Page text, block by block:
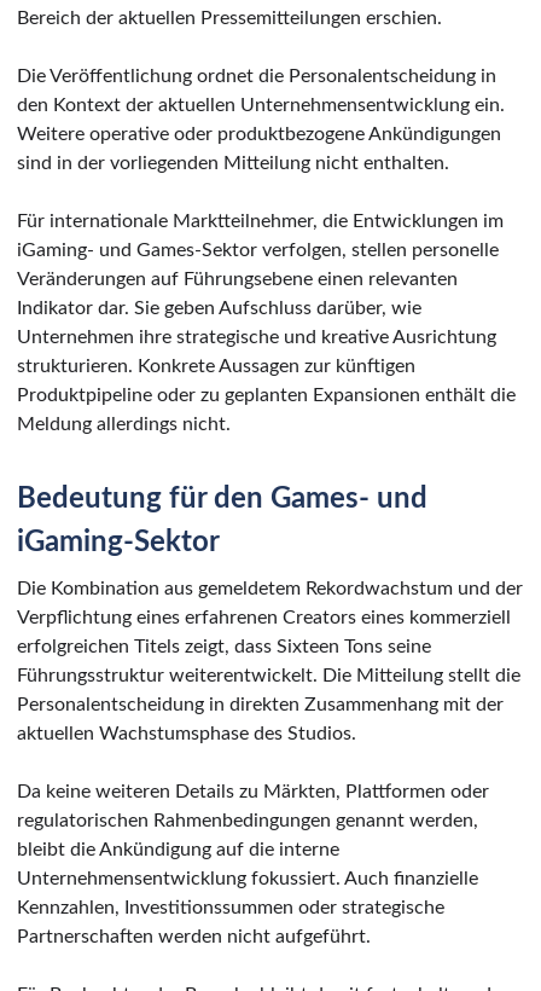
Bereich der aktuellen Pressemitteilungen erschien.
Die Veröffentlichung ordnet die Personalentscheidung in
den Kontext der aktuellen Unternehmensentwicklung ein.
Weitere operative oder produktbezogene Ankündigungen
sind in der vorliegenden Mitteilung nicht enthalten.
Für internationale Marktteilnehmer, die Entwicklungen im
iGaming- und Games-Sektor verfolgen, stellen personelle
Veränderungen auf Führungsebene einen relevanten
Indikator dar. Sie geben Aufschluss darüber, wie
Unternehmen ihre strategische und kreative Ausrichtung
strukturieren. Konkrete Aussagen zur künftigen
Produktpipeline oder zu geplanten Expansionen enthält die
Meldung allerdings nicht.
Bedeutung für den Games- und
iGaming-Sektor
Die Kombination aus gemeldetem Rekordwachstum und der
Verpflichtung eines erfahrenen Creators eines kommerziell
erfolgreichen Titels zeigt, dass Sixteen Tons seine
Führungsstruktur weiterentwickelt. Die Mitteilung stellt die
Personalentscheidung in direkten Zusammenhang mit der
aktuellen Wachstumsphase des Studios.
Da keine weiteren Details zu Märkten, Plattformen oder
regulatorischen Rahmenbedingungen genannt werden,
bleibt die Ankündigung auf die interne
Unternehmensentwicklung fokussiert. Auch finanzielle
Kennzahlen, Investitionssummen oder strategische
Partnerschaften werden nicht aufgeführt.